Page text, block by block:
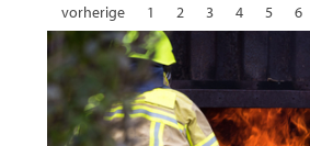
vorherige 1 2 3 4 5 6
11
12 13
23 24 25 26 27
31
32 nächste